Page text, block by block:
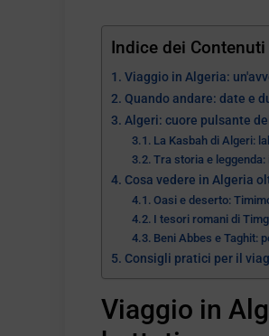
Indice dei Contenuti
Viaggio in Algeria:
Quando andare: date e
Algeri: cuore pulsante
La Kasbah di Algeri:
Tra storia e
Cosa vedere in Algeria
Oasi e deserto:
I tesori romani di
Beni Abbes e Taghit:
Consigli pratici per il
Viaggio in